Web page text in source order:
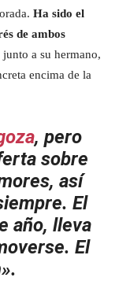
Ha sido el
de ambos
a su hermano,
encima de la
, pero
sobre
así
El
año, lleva
El